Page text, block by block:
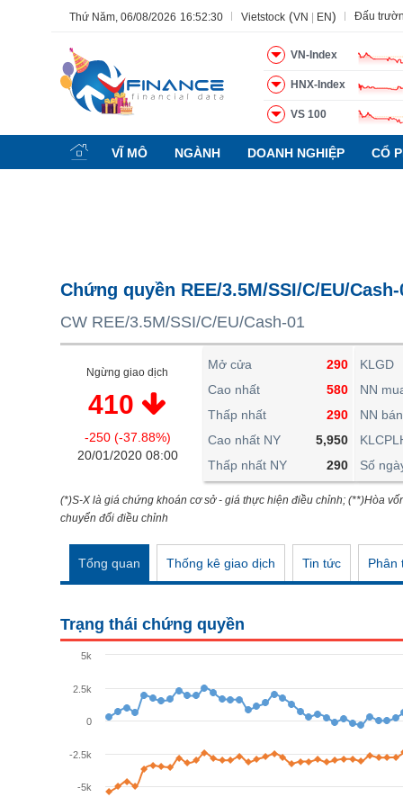
Thứ Năm, 06/08/2026 16:52:31 Vietstock (VN EN) Đấu
VN-Index
HNX-Index
VS 100
VĨ MÔ NGÀNH DOANH NGHIỆP CỔ
Chứng quyền REE/3.5M/SSI/C/EU/Cash-
CW REE/3.5M/SSI/C/EU/Cash-01
Ngừng giao dịch
410
-250 (-37.88%)
20/01/2020 08:00
Mở cửa
290
Cao nhất
580
Thấp nhất
290
Cao nhất NY
5,950
Thấp nhất NY
290
KLGD
NN
NN bán
Số
(*)S-X là giá chứng khoán cơ sở - giá thực hiện điều chỉnh; (**)Hòa
chuyển đổi điều chỉnh
Tổng quan Thống kê giao dịch Tin tức Phân
Trạng thái chứng quyền
-5k
-2.5k
0
2.5k
5k
Tính năng Ngành Mã chứng khoán Lãnh
BẤT ĐỘNG SẢN
TÀI CHÍNH
KINH TẾ
THẾ GIỚI
ĐÔNG DƯƠNG
PHÂN TÍCH
VS-SECTOR
NGUYÊN VẬT LIỆU
TIÊU DÙNG KHÔNG THIẾT YẾU
CHĂM SÓC SỨC KHỎE